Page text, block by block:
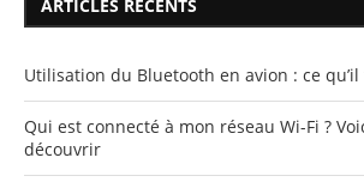
ARTICLES RÉCENTS
Utilisation du Bluetooth en avion : ce
Qui est connecté à mon réseau Wi-Fi ?
découvrir